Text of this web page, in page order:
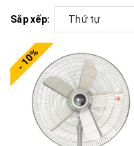
Sắp xếp: Thứ tự
- 10%